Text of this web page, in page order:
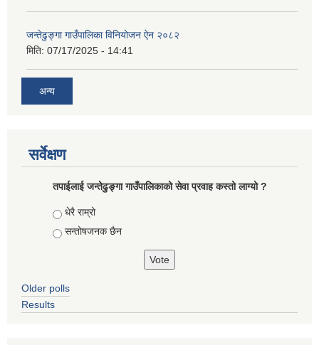
जन्तेढुङ्गा गाउँपालिका विनियोजन ऐन २०८२
मिति: 07/17/2025 - 14:41
अन्य
सर्वेक्षण
तपाईलाई जन्तेढुङ्गा गाउँपालिकाको सेवा प्रवाह कस्तो लाग्यो ?
Choices
धेरै राम्रो
सन्तोषजनक छैन
Older polls
Results